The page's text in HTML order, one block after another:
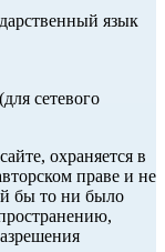
язык
сетевого
охраняется в
праве и не
бы то ни было